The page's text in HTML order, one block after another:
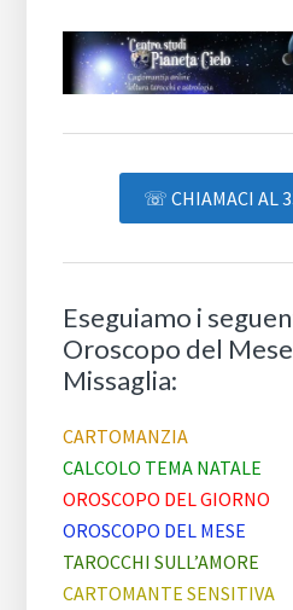
☏ CHIAMACI AL
Eseguiamo i
Oroscopo del
Missaglia:
CARTOMANZIA
CALCOLO TEMA NATALE
OROSCOPO DEL GIORNO
OROSCOPO DEL MESE
TAROCCHI SULL’AMORE
CARTOMANTE SENSITIVA